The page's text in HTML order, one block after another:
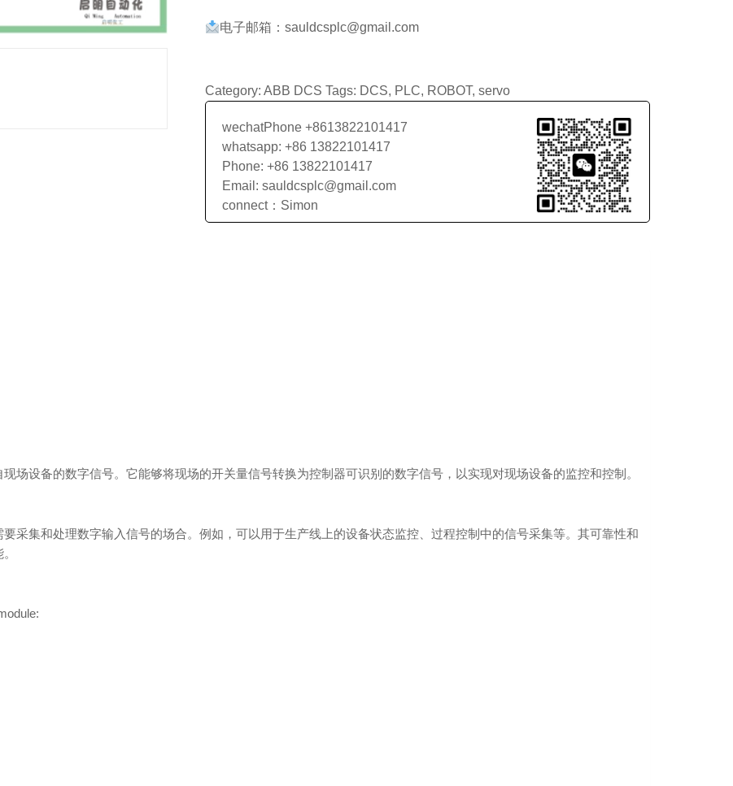
电子邮箱：sauldcsplc@gmail.com
Category: ABB DCS Tags: DCS, PLC, ROBOT, servo
wechatPhone +8613822101417
whatsapp: +86 13822101417
Phone: +86 13822101417
Email: sauldcsplc@gmail.com
connect：Simon
场设备的数字信号。它能够将现场的开关量信号转换为控制器可识别的数字信号，以实现对现场设备的监控和控制。
采集和处理数字输入信号的场合。例如，可以用于生产线上的设备状态监控、过程控制中的信号采集等。其可靠性和